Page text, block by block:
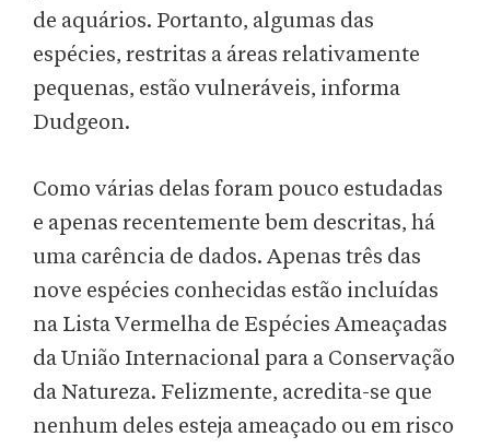
de aquários. Portanto, algumas das
espécies, restritas a áreas relativamente
pequenas, estão vulneráveis, informa
Dudgeon.
Como várias delas foram pouco estudadas
e apenas recentemente bem descritas, há
uma carência de dados. Apenas três das
nove espécies conhecidas estão incluídas
na Lista Vermelha de Espécies Ameaçadas
da União Internacional para a Conservação
da Natureza. Felizmente, acredita-se que
nenhum deles esteja ameaçado ou em risco